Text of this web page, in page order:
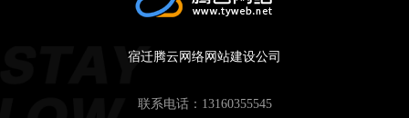
宿迁腾云网络网站建设公司
联系电话： 13160355545